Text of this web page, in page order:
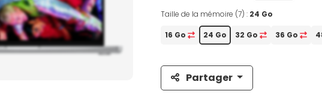
Taille de la mémoire (7) : 24 Go
16 Go 24 Go 32 Go 36 Go
Partager